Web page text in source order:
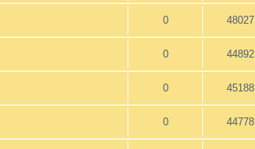
0 48027
0 44892
0 45188
0 44778